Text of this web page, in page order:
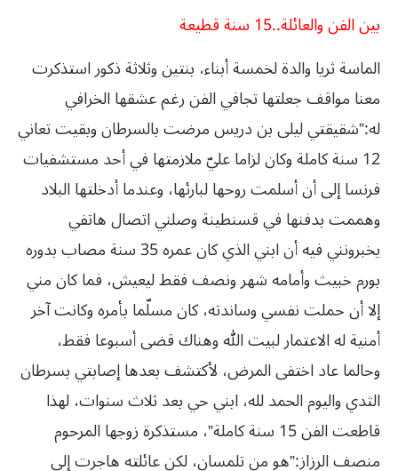
بين الفن والعائلة..15 سنة قطيعة
الماسة ثريا والدة لخمسة أبناء، بنتين وثلاثة ذكور استذكرت
معنا مواقف جعلتها تجافي الفن رغم عشقها الخرافي
له:”شقيقتي ليلى بن دريس مرضت بالسرطان وبقيت تعاني
12 سنة كاملة وكان لزاما عليّ ملازمتها في أحد مستشفيات
فرنسا إلى أن أسلمت روحها لبارئها، وعندما أدخلتها البلاد
وهممت بدفنها في قسنطينة وصلني اتصال هاتفي
يخبرونني فيه أن ابني الذي كان عمره 35 سنة مصاب بدوره
بورم خبيث وأمامه شهر ونصف فقط ليعيش، فما كان مني
إلا أن حملت نفسي وساندته، كان مسلّما بأمره وكانت آخر
أمنية له الاعتمار لبيت الله وهناك قضى أسبوعا فقط،
وحالما عاد اختفى المرض، لأكتشف بعدها إصابتي بسرطان
الثدي واليوم الحمد لله، ابني حي بعد ثلاث سنوات، لهذا
قاطعت الفن 15 سنة كاملة”، مستذكرة زوجها المرحوم
منصف الرزاز:”هو من تلمسان، لكن عائلته هاجرت إلى